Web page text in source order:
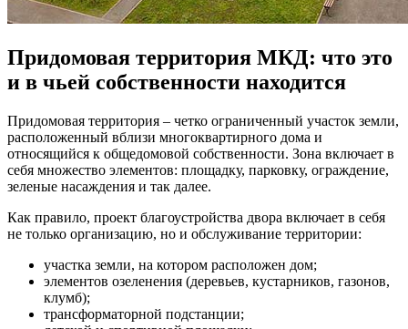
Придомовая территория МКД: что это
и в чьей собственности находится
Придомовая территория – четко ограниченный участок земли,
расположенный вблизи многоквартирного дома и
относящийся к общедомовой собственности. Зона включает в
себя множество элементов: площадку, парковку, ограждение,
зеленые насаждения и так далее.
Как правило, проект благоустройства двора включает в себя
не только организацию, но и обслуживание территории:
участка земли, на котором расположен дом;
элементов озеленения (деревьев, кустарников, газонов,
клумб);
трансформаторной подстанции;